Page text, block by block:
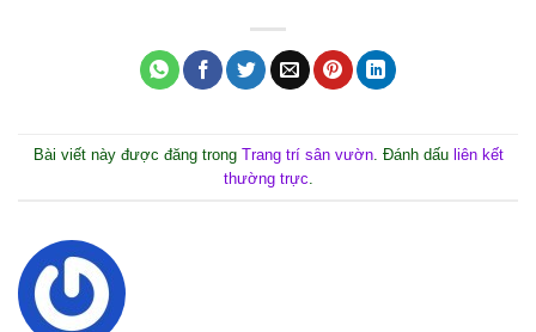
Bài viết này được đăng trong Trang trí sân vườn. Đánh dấu liên kết
thường trực